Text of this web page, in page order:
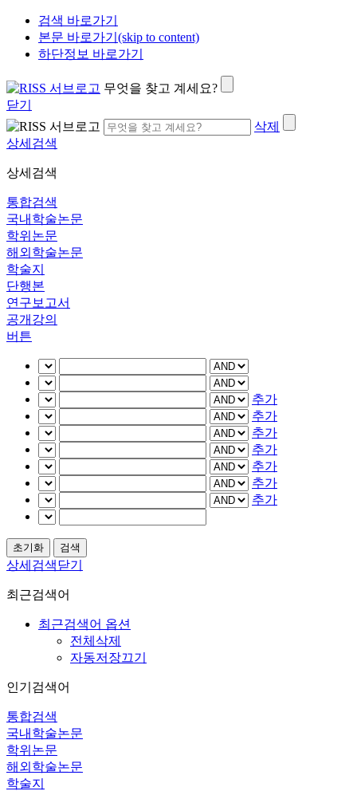
검색 바로가기
본문 바로가기(skip to content)
하단정보 바로가기
무엇을 찾고 계세요?
닫기
삭제
상세검색
상세검색
통합검색
국내학술논문
학위논문
해외학술논문
학술지
단행본
연구보고서
공개강의
버튼
추가
추가
추가
추가
추가
추가
추가
상세검색닫기
최근검색어
최근검색어 옵션
전체삭제
자동저장끄기
인기검색어
통합검색
국내학술논문
학위논문
해외학술논문
학술지